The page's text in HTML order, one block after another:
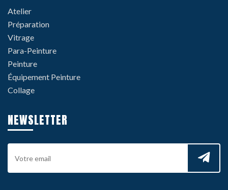
Atelier
Préparation
Vitrage
Para-Peinture
Peinture
Équipement Peinture
Collage
NEWSLETTER